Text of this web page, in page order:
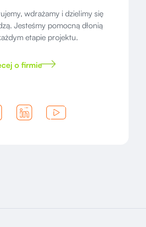
wdrażamy i dzielimy się
Jesteśmy pomocną dłonią
etapie projektu.
o firmie